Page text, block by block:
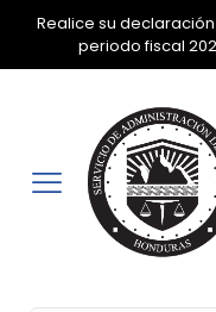
Realice su
periodo fiscal